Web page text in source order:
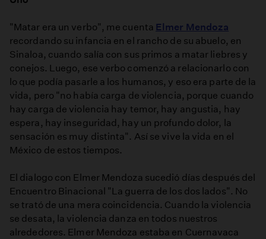
"Matar era un verbo", me cuenta Elmer Mendoza
recordando su infancia en el rancho de su abuelo, en
Sinaloa, cuando salía con sus primos a matar liebres y
conejos. Luego, ese verbo comenzó a relacionarlo con
lo que podía pasarle a los humanos, y eso era parte de la
vida, pero "no había carga de violencia, porque cuando
hay carga de violencia hay temor, hay angustia, hay
espera, hay inseguridad, hay un profundo dolor, la
sensación es muy distinta". Así se vive la vida en el
México de estos tiempos.
El dialogo con Elmer Mendoza sucedió días después del
Encuentro Binacional "La guerra de los dos lados". No
se trató de una mera coincidencia. Cuando la violencia
se desata, la violencia danza en todos nuestros
alrededores. Elmer Mendoza estaba en Cuernavaca